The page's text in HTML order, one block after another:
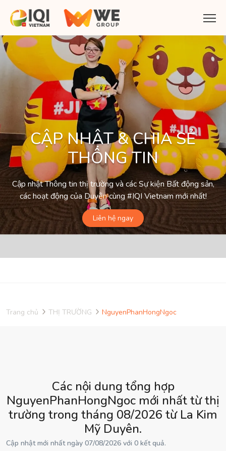
CẬP NHẬT & CHIA SẺ
THÔNG TIN
Cập nhật Thông tin thị trường và các Sự kiện Bất động sản,
các hoạt động của Duyên cùng #IQI Vietnam mới nhất!
Liên hệ ngay
Trang chủ THỊ TRƯỜNG NguyenPhanHongNgoc
Các nội dung tổng hợp
NguyenPhanHongNgoc mới nhất từ thị
trường trong tháng 08/2026 từ La Kim
Mỹ Duyên.
Cập nhật mới nhất ngày 07/08/2026 với 0 kết quả.